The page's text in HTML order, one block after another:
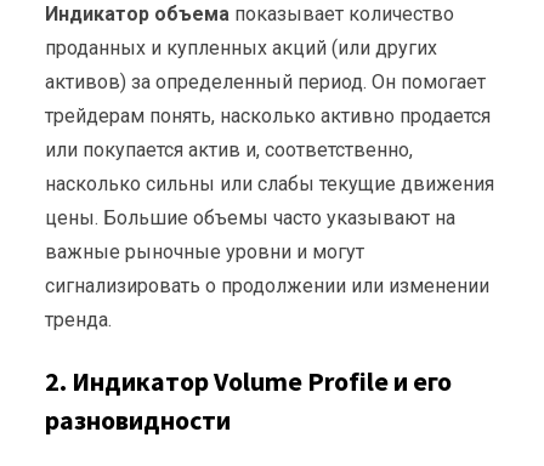
Индикатор объема показывает количество
проданных и купленных акций (или других
активов) за определенный период. Он помогает
трейдерам понять, насколько активно продается
или покупается актив и, соответственно,
насколько сильны или слабы текущие движения
цены. Большие объемы часто указывают на
важные рыночные уровни и могут
сигнализировать о продолжении или изменении
тренда.
2. Индикатор Volume Profile и его
разновидности